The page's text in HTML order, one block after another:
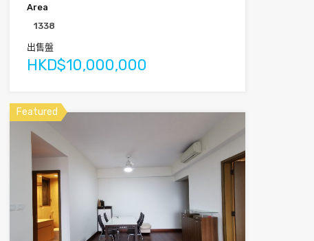
Area
1338
出售盤
HKD$10,000,000
Featured